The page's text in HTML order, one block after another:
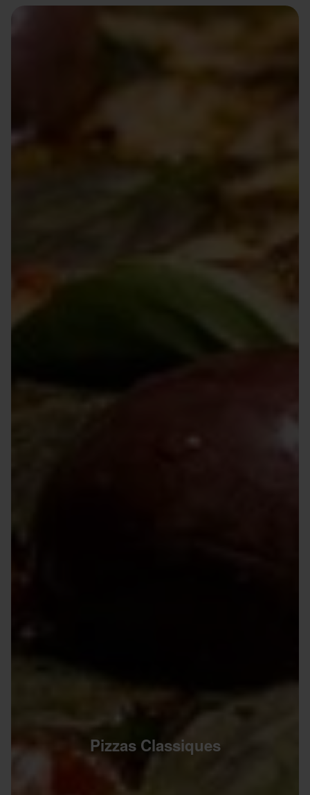
Pizzas Classiques